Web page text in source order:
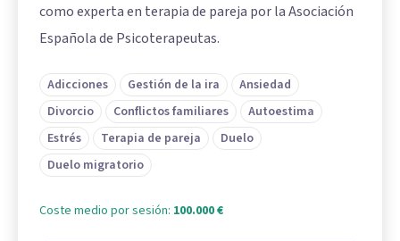
como experta en terapia de pareja por la Asociación
Española de Psicoterapeutas.
Adicciones Gestión de la ira
Ansiedad
Divorcio
Conflictos familiares
Autoestima
Estrés
Terapia de pareja
Duelo
Duelo migratorio
Coste medio por sesión: 100.000 €